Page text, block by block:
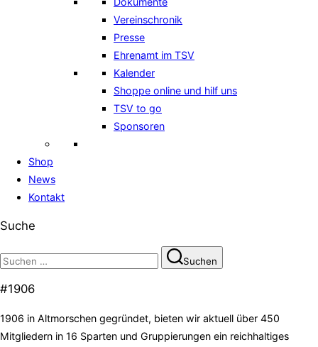
Vereinschronik
Presse
Ehrenamt im TSV
Kalender
Shoppe online und hilf uns
TSV to go
Sponsoren
Shop
News
Kontakt
Suche
Suchen
nach:
Suchen
#1906
1906 in Altmorschen gegründet, bieten wir aktuell über 450
Mitgliedern in 16 Sparten und Gruppierungen ein reichhaltiges